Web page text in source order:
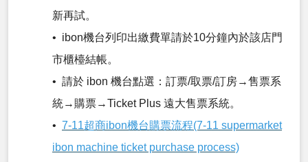
新再試。
• ibon機台列印出繳費單請於10分鐘內於該店門
市櫃檯結帳。
• 請於 ibon 機台點選：訂票/取票/訂房→售票系
統→購票→Ticket Plus 遠大售票系統。
• 7-11超商ibon機台購票流程(7-11 supermarket
ibon machine ticket purchase process)